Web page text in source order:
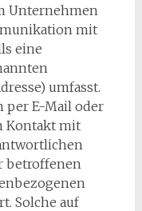
Unternehmen
mit
eine
umfasst.
per E-Mail oder
Kontakt mit
betroffenen
Solche auf